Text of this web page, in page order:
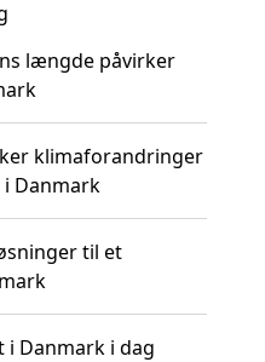
længde påvirker
klimaforandringer
Danmark
til et
i Danmark i dag